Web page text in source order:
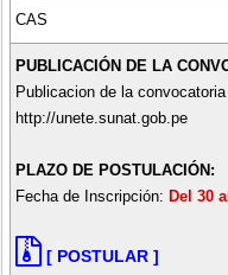
CAS
PUBLICACIÓN DE LA
Publicacion de la
http://unete.sunat.gob.pe
PLAZO DE POSTULACIÓN:
Fecha de Inscripción: Del 30
[ POSTULAR ]